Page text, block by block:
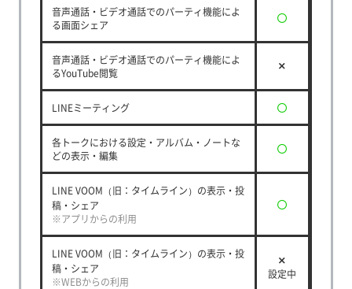
音声通話・ビデオ通話でのパーティ機能によ
る画面シェア
音声通話・ビデオ通話でのパーティ機能によ
るYouTube閲覧
LINEミーティング
各トークにおける設定・アルバム・ノートな
どの表示・編集
LINE VOOM（旧：タイムライン）の表示・投
稿・シェア
※アプリからの利用
LINE VOOM（旧：タイムライン）の表示・投
稿・シェア
※WEBからの利用
設定中